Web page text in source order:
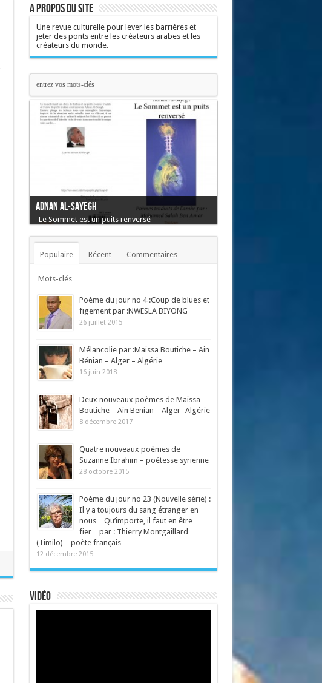
A propos du site
Une revue culturelle pour lever les barrières et
jeter des ponts entre les créateurs arabes et les
créateurs du monde.
Adnan Al-Sayegh
Le Sommet est un puits renversé
Populaire Récent Commentaires
Mots-clés
Poème du jour no 4 :Coup de blues et
figement par :NWESLA BIYONG
26 juillet 2015
Mélancolie par :Maissa Boutiche – Ain
Bénian – Alger – Algérie
16 juin 2018
Deux nouveaux poèmes de Maissa
Boutiche – Ain Benian – Alger- Algérie
8 décembre 2017
Quatre nouveaux poèmes de
Suzanne Ibrahim – poétesse syrienne
28 octobre 2015
Poème du jour no 23 (Nouvelle série) :
Il y a toujours du sang étranger en
nous…Qu’importe, il faut en être
fier…par : Thierry Montgaillard
(Timilo) – poète français
12 décembre 2015
Vidéo